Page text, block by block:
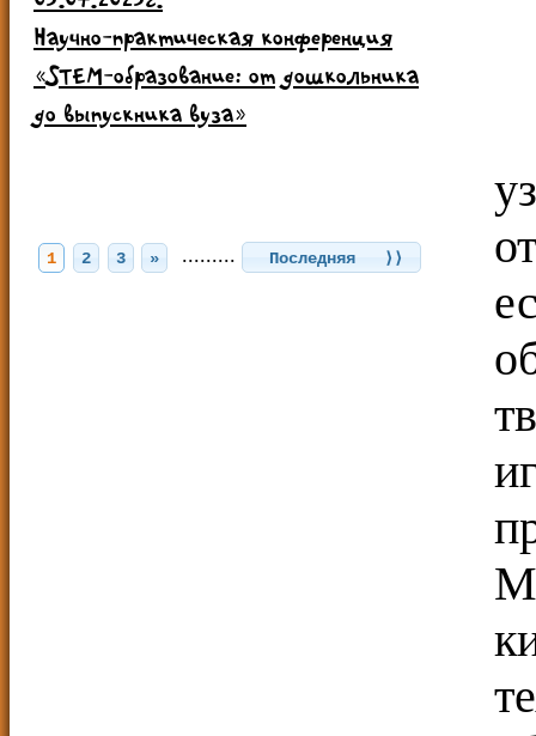
Научно-практическая конференция
«STEM-образование: от дошкольника
до выпускника вуза»
1 2 3 » ......... Последняя ⟩⟩